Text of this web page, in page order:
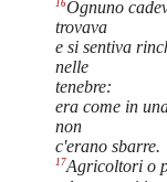
16Ognuno
trovava
e si sentiva
nelle
tenebre:
era come in
non
c'erano sbarre.
17Agricoltori o